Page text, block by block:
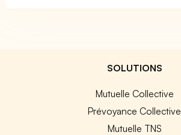
SOLUTIONS
Mutuelle Collective
Prévoyance Collective
Mutuelle TNS